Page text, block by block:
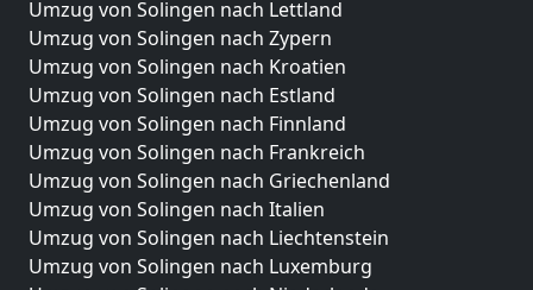
Umzug von Solingen nach Lettland
Umzug von Solingen nach Zypern
Umzug von Solingen nach Kroatien
Umzug von Solingen nach Estland
Umzug von Solingen nach Finnland
Umzug von Solingen nach Frankreich
Umzug von Solingen nach Griechenland
Umzug von Solingen nach Italien
Umzug von Solingen nach Liechtenstein
Umzug von Solingen nach Luxemburg